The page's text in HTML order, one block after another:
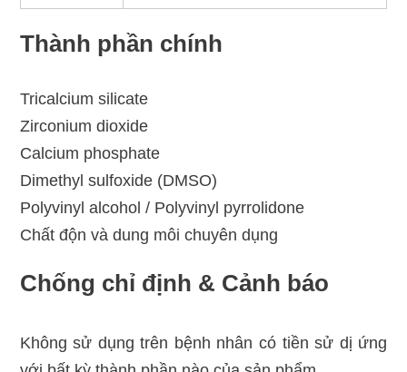
Thành phần chính
Tricalcium silicate
Zirconium dioxide
Calcium phosphate
Dimethyl sulfoxide (DMSO)
Polyvinyl alcohol / Polyvinyl pyrrolidone
Chất độn và dung môi chuyên dụng
Chống chỉ định & Cảnh báo
Không sử dụng trên bệnh nhân có tiền sử dị ứng